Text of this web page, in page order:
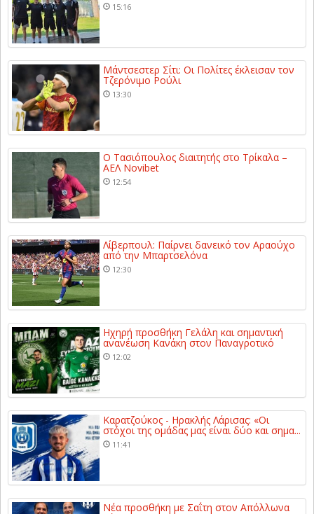
15:16
Μάντσεστερ Σίτι: Οι Πολίτες έκλεισαν τον
Τζερόνιμο Ρούλι
13:30
Ο Τασιόπουλος διαιτητής στο Τρίκαλα –
ΑΕΛ Novibet
12:54
Λίβερπουλ: Παίρνει δανεικό τον Αραούχο
από την Μπαρτσελόνα
12:30
Ηχηρή προσθήκη Γελάλη και σημαντική
ανανέωση Κανάκη στον Παναγροτικό
12:02
Καρατζούκος - Ηρακλής Λάρισας: «Οι
στόχοι της ομάδας μας είναι δύο και σημα...
11:41
Νέα προσθήκη με Σαΐτη στον Απόλλωνα